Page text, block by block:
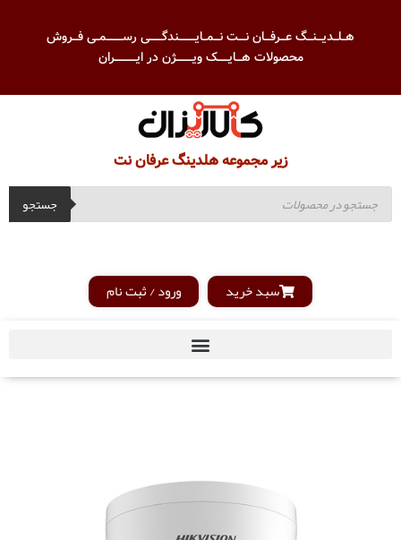
هــلــدیـــنـــگ عـــرفـــان نــــت نـــمــایـــــــــندگـــــــی رســـــــــمــی فـــروش
محصولات هـــایــــــک ویـــــــــژن در ایــــــــــــران
زیر مجموعه هلدینگ عرفان نت
جستجو
سبد خرید ورود / ثبت نام